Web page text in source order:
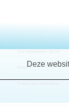
MissieDeze